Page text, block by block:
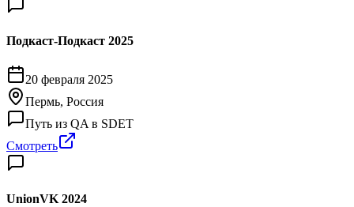
Подкаст-Подкаст 2025
20 февраля 2025
Пермь, Россия
Путь из QA в SDET
Смотреть
UnionVK 2024